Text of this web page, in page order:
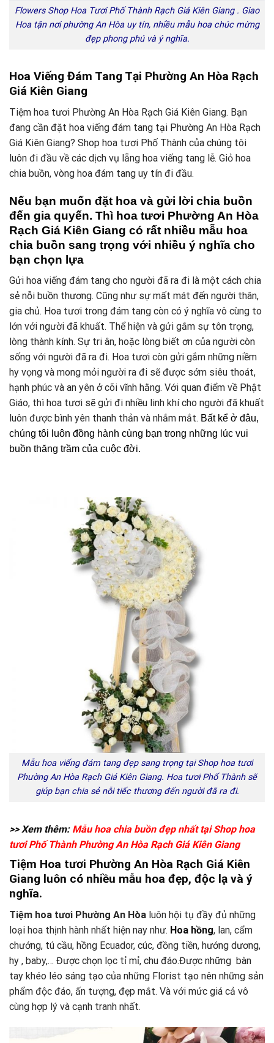
Flowers Shop Hoa Tươi Phố Thành Rạch Giá Kiên Giang . Giao
Hoa tận nơi phường An Hòa uy tín, nhiều mẫu hoa chúc mừng
đẹp phong phú và ý nghĩa.
Hoa Viếng Đám Tang Tại Phường An Hòa Rạch
Giá Kiên Giang
Tiệm hoa tươi Phường An Hòa Rạch Giá Kiên Giang. Bạn
đang cần đặt hoa viếng đám tang tại Phường An Hòa Rạch
Giá Kiên Giang? Shop hoa tươi Phố Thành của chúng tôi
luôn đi đầu về các dịch vụ lẵng hoa viếng tang lễ. Giỏ hoa
chia buồn, vòng hoa đám tang uy tín đi đầu.
Nếu bạn muốn đặt hoa và gửi lời chia buồn
đến gia quyến. Thì hoa tươi Phường An Hòa
Rạch Giá Kiên Giang có rất nhiều mẫu hoa
chia buồn sang trọng với nhiều ý nghĩa cho
bạn chọn lựa
Gửi hoa viếng đám tang cho người đã ra đi là một cách chia
sẻ nỗi buồn thương. Cũng như sự mất mát đến người thân,
gia chủ. Hoa tươi trong đám tang còn có ý nghĩa vô cùng to
lớn với người đã khuất. Thể hiện và gửi gắm sự tôn trọng,
lòng thành kính. Sự tri ân, hoặc lòng biết ơn của người còn
sống với người đã ra đi. Hoa tươi còn gửi gắm những niềm
hy vọng và mong mỏi người ra đi sẽ được sớm siêu thoát,
hạnh phúc và an yên ở cõi vĩnh hằng. Với quan điểm về Phật
Giáo, thì hoa tươi sẽ gửi đi nhiều linh khí cho người đã khuất
luôn được bình yên thanh thản và nhắm mắt. Bất kể ở đâu,
chúng tôi luôn đồng hành cùng bạn trong những lúc vui
buồn thăng trầm của cuộc đời.
Mẫu hoa viếng đám tang đẹp sang trọng tại Shop hoa tươi
Phường An Hòa Rạch Giá Kiên Giang. Hoa tươi Phố Thành sẽ
giúp bạn chia sẻ nỗi tiếc thương đến người đã ra đi.
>> Xem thêm: Mẫu hoa chia buồn đẹp nhất tại Shop hoa
tươi Phố Thành Phường An Hòa Rạch Giá Kiên Giang
Tiệm Hoa tươi Phường An Hòa Rạch Giá Kiên
Giang luôn có nhiều mẫu hoa đẹp, độc lạ và ý
nghĩa.
Tiệm hoa tươi Phường An Hòa luôn hội tụ đầy đủ những
loại hoa thịnh hành nhất hiện nay như. Hoa hồng, lan, cẩm
chướng, tú cầu, hồng Ecuador, cúc, đồng tiền, hướng dương,
hy , baby,… Được chọn lọc tỉ mỉ, chu đáo.Được những bàn
tay khéo léo sáng tạo của những Florist tạo nên những sản
phẩm độc đáo, ấn tượng, đẹp mắt. Và với mức giá cả vô
cùng hợp lý và cạnh tranh nhất.